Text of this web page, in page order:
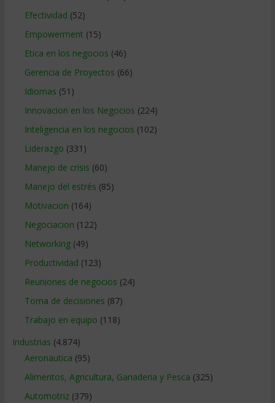
Efectividad (52)
Empowerment (15)
Etica en los negocios (46)
Gerencia de Proyectos (66)
Idiomas (51)
Innovacion en los Negocios (224)
Inteligencia en los negocios (102)
Liderazgo (331)
Manejo de crisis (60)
Manejo del estrés (85)
Motivacion (164)
Negociacion (122)
Networking(49)
Productividad (123)
Reuniones de negocios (24)
Toma de decisiones (87)
Trabajo en equipo (118)
Industrias (4.874)
Aeronautica (95)
Alimentos, Agricultura, Ganaderia y Pesca (325)
Automotriz(379)